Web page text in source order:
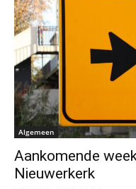
Algemeen
Aankomende
Nieuwerkerk